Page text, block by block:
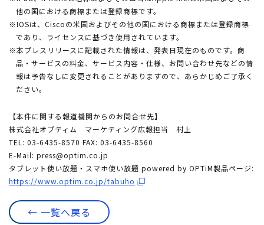
他の国における商標または登録商標です。
※IOSは、Ciscoの米国およびその他の国における商標または登録商標
であり、ライセンスに基づき使用されています。
※本プレスリリースに記載された情報は、発表日現在のものです。商
品・サービスの料金、サービス内容・仕様、お問い合わせ先などの情
報は予告なしに変更されることがありますので、あらかじめご了承く
ださい。
【本件に関する報道機関からのお問合せ先】
株式会社オプティム マーケティング広報担当 村上
TEL: 03-6435-8570 FAX: 03-6435-8560
E-Mail: press@optim.co.jp
タブレット使い放題・スマホ使い放題 powered by OPTiM製品ページ:
https://www.optim.co.jp/tabuho
← 一覧へ戻る